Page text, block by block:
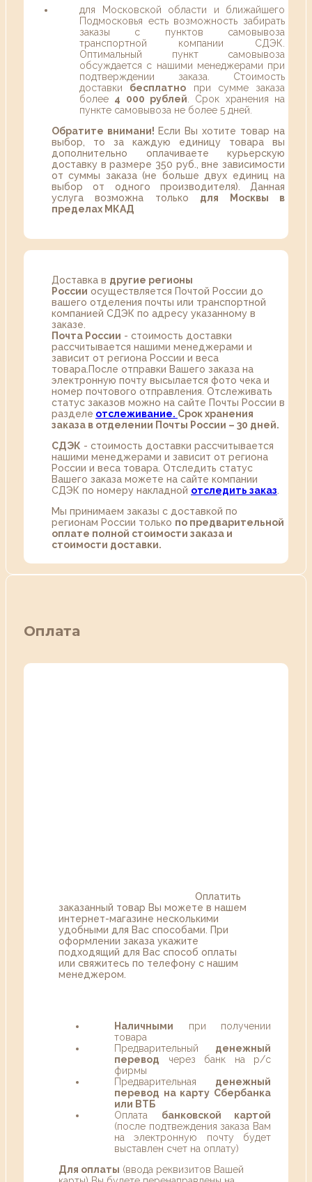
для Московской области и ближайшего
Подмосковья есть возможность забирать
заказы с пунктов самовывоза
транспортной компании СДЭК.
Оптимальный пункт самовывоза
обсуждается с нашими менеджерами при
подтверждении заказа. Стоимость
доставки бесплатно при сумме заказа
более 4 000 рублей . Срок хранения на
пункте самовывоза не более 5 дней.
Обратите внимани! Если Вы хотите товар на
выбор, то за каждую единицу товара вы
дополнительно оплачиваете курьерскую
доставку в размере 350 руб., вне зависимости
от суммы заказа (не больше двух единиц на
выбор от одного производителя). Данная
услуга возможна только для Москвы в
пределах МКАД
Доставка в другие регионы
России осуществляется Почтой России до
вашего отделения почты или транспортной
компанией СДЭК по адресу указанному в
заказе.
Почта России - стоимость доставки
рассчитывается нашими менеджерами и
зависит от региона России и веса
товара.После отправки Вашего заказа на
электронную почту высылается фото чека и
номер почтового отправления. Отслеживать
статус заказов можно на сайте Почты России в
разделе oтслеживание. Срок хранения
заказа в отделении Почты России – 30 дней.
СДЭК - стоимость доставки рассчитывается
нашими менеджерами и зависит от региона
России и веса товара. Отследить статус
Вашего заказа можете на сайте компании
СДЭК по номеру накладной отследить заказ
Мы принимаем заказы с доставкой по
регионам России только по предварительной
оплате полной стоимости заказа и
стоимости доставки.
Оплата
Оплатить
заказанный товар Вы можете в нашем
интернет-магазине несколькими
удобными для Вас способами. При
оформлении заказа укажите
подходящий для Вас способ оплаты
или свяжитесь по телефону с нашим
менеджером.
Наличными при получении
товара
Предварительный денежный
перевод через банк на р/с
фирмы
Предварительная денежный
перевод на карту Сбербанка
или ВТБ
Оплата банковской картой
(после подтвеждения заказа Вам
на электронную почту будет
выставлен счет на оплату)
Для оплаты (ввода реквизитов Вашей